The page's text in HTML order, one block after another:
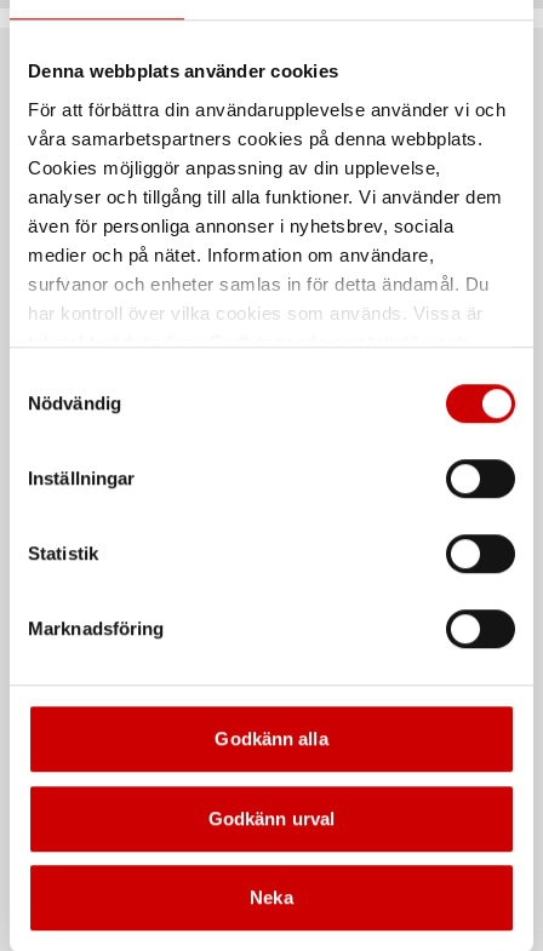
Denna webbplats använder cookies
För att förbättra din användarupplevelse använder vi och
våra samarbetspartners cookies på denna webbplats.
Cookies möjliggör anpassning av din upplevelse,
analyser och tillgång till alla funktioner. Vi använder dem
även för personliga annonser i nyhetsbrev, sociala
medier och på nätet. Information om användare,
surfvanor och enheter samlas in för detta ändamål. Du
har kontroll över vilka cookies som används. Vissa är
tekniskt nödvändiga. Godkännande av statistik- och
länder utanför EU med olika dataskyddsnormer. Genom
att godkänna samtycker du till sådana överföringar. Läs
Nödvändig
Inställningar
Statistik
Marknadsföring
Godkänn alla
Godkänn urval
Neka
Rekommenderat baserat på vald produkt
Våt- och torrdammsugare Med Extreme blad
25 mm, 10-pack 18 mm, 10-pack
De som köpte, köpte även